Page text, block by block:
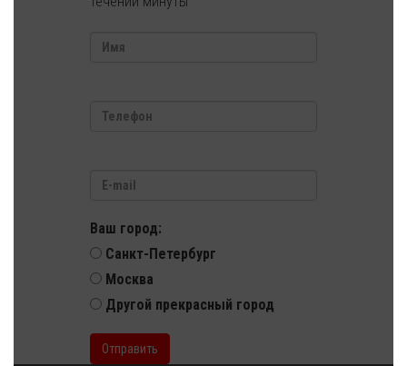
Ваш город:
Санкт-Петербург
Москва
Другой прекрасный город
Отправить